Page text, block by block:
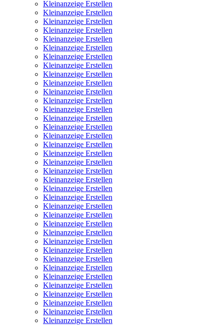
Kleinanzeige Erstellen
Kleinanzeige Erstellen
Kleinanzeige Erstellen
Kleinanzeige Erstellen
Kleinanzeige Erstellen
Kleinanzeige Erstellen
Kleinanzeige Erstellen
Kleinanzeige Erstellen
Kleinanzeige Erstellen
Kleinanzeige Erstellen
Kleinanzeige Erstellen
Kleinanzeige Erstellen
Kleinanzeige Erstellen
Kleinanzeige Erstellen
Kleinanzeige Erstellen
Kleinanzeige Erstellen
Kleinanzeige Erstellen
Kleinanzeige Erstellen
Kleinanzeige Erstellen
Kleinanzeige Erstellen
Kleinanzeige Erstellen
Kleinanzeige Erstellen
Kleinanzeige Erstellen
Kleinanzeige Erstellen
Kleinanzeige Erstellen
Kleinanzeige Erstellen
Kleinanzeige Erstellen
Kleinanzeige Erstellen
Kleinanzeige Erstellen
Kleinanzeige Erstellen
Kleinanzeige Erstellen
Kleinanzeige Erstellen
Kleinanzeige Erstellen
Kleinanzeige Erstellen
Kleinanzeige Erstellen
Kleinanzeige Erstellen
Kleinanzeige Erstellen